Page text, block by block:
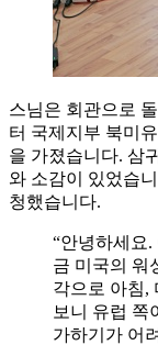
스님은 회관으로
터 국제지부 북미
을 가졌습니다. 삼
와 소감이 있었습
청했습니다.
“안녕하세요.
금 미국의 워
각으로 아침,
보니 유럽 쪽
가하기가 어